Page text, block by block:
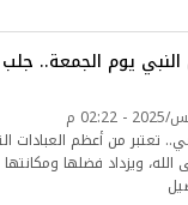
يوم الجمعة.. جلب
تعتبر من أعظم العبادات
ويزداد فضلها